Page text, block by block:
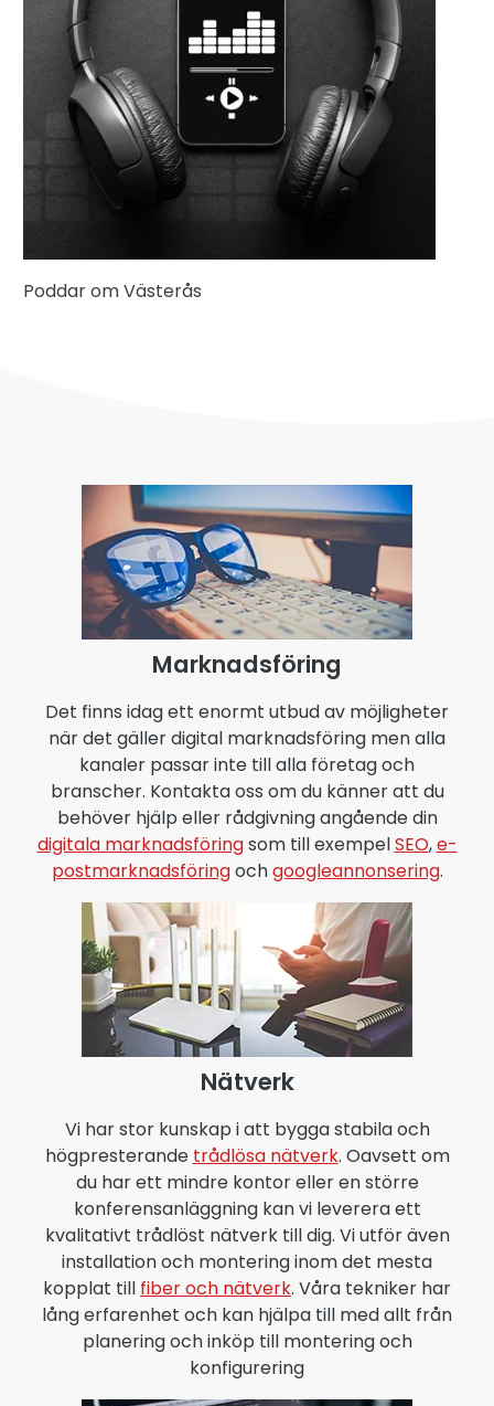
Poddar om Västerås
Marknadsföring
Det finns idag ett enormt utbud av möjligheter
när det gäller digital marknadsföring men alla
kanaler passar inte till alla företag och
branscher. Kontakta oss om du känner att du
behöver hjälp eller rådgivning angående din
digitala marknadsföringsom till exempelSEO,e-
postmarknadsföringochgoogleannonsering.
Nätverk
Vi har stor kunskap i att bygga stabila och
högpresterande trådlösa nätverk. Oavsett om
du har ett mindre kontor eller en större
konferensanläggning kan vi leverera ett
kvalitativt trådlöst nätverk till dig. Vi utför även
installation och montering inom det mesta
kopplat till fiber och nätverk. Våra tekniker har
lång erfarenhet och kan hjälpa till med allt från
planering och inköp till montering och
konfigurering